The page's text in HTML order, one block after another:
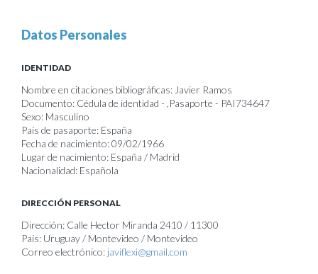
Datos Personales
IDENTIDAD
Nombre en citaciones bibliográficas: Javier Ramos
Documento: Cédula de identidad - ,Pasaporte - PAI734647
Sexo: Masculino
País de pasaporte: España
Fecha de nacimiento: 09/02/1966
Lugar de nacimiento: España / Madrid
Nacionalidad: Española
DIRECCIÓN PERSONAL
Dirección: Calle Hector Miranda 2410 / 11300
País: Uruguay / Montevideo / Montevideo
Correo electrónico: javiflexi@gmail.com